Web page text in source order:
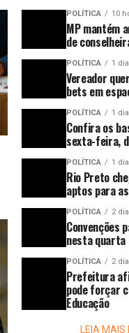
POLÍTICA 10
MP mantém
de
POLÍTICA 1 dia
Vereador
bets em
POLÍTICA 1 dia
Confira os
sexta-feira,
POLÍTICA 1 dia
Rio Preto
aptos para
POLÍTICA 2
Convenções
nesta quarta
POLÍTICA 2
Prefeitura
pode forçar
Educação
LEIA